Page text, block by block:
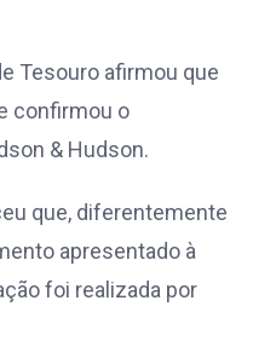
Tesouro afirmou que
confirmou o
& Hudson.
que, diferentemente
apresentado à
foi realizada por